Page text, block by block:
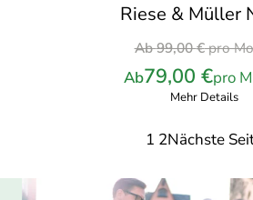
Riese & Müller
Ab99,00€pro
Preis
war:
pro
Monat
Ab79,00 €pro
Mehr Details
1 2Nächste